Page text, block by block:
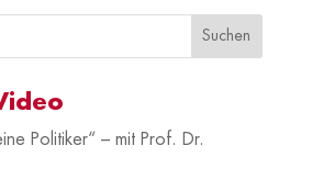
Politiker“ – mit Prof. Dr.